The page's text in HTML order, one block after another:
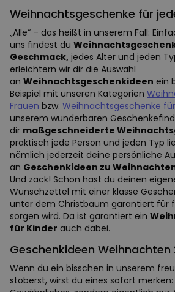
Weihnachtsgeschenke für
„Alle“ – das heißt in unserem Fall:
uns findest du
Geschmack, jedes Alter und jeden
erleichtern wir dir die Auswahl
an Weihnachtsgeschenkideen ein
Beispiel mit unseren Kategorien
Frauen bzw. Weihnachtsgeschenke
unserem wunderbaren
dir maßgeschneiderte
praktisch jede Person und jeden Typ
nämlich jederzeit deine persönliche
an Geschenkideen zu
Und zack! Schon hast du deinen
Wunschzettel mit einer klasse
unter dem Christbaum garantiert für
sorgen wird. Da ist garantiert ein
für Kinder auch dabei.
Geschenkideen Weihnachten
Wenn du ein bisschen in unserem
stöberst, wirst du eines sofort merken: